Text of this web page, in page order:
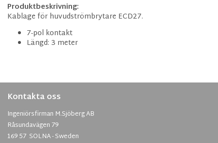
Produktbeskrivning:
Kablage för huvudströmbrytare ECD27.
7-pol kontakt
Längd: 3 meter
Kontakta oss
Ingeniörsfirman M.Sjöberg AB
Råsundavägen 79
169 57 SOLNA - Sweden